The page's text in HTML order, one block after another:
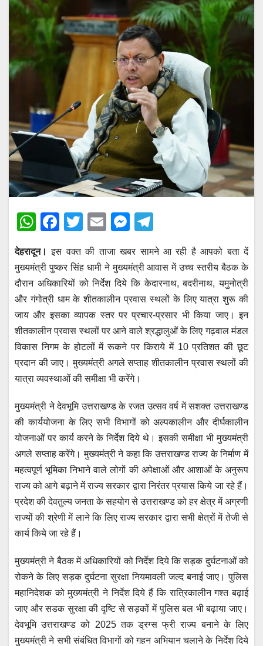
W
at
s
A
p
p
F
c
e
b
o
o
k
T
tt
er
E
ail
M
ss
e
n
g
er
el
e
gr
a
m
देहरादून।इस वक्त की ताजा खबर सामने आ रही है आपको बता दें
मुख्यमंत्री पुष्कर सिंह धामी ने मुख्यमंत्री आवास में उच्च स्तरीय बैठक के
दौरान अधिकारियों को निर्देश दिये कि केदारनाथ, बदरीनाथ, यमुनोत्री
और गंगोत्री धाम के शीतकालीन प्रवास स्थलों के लिए यात्रा शुरू की
जाय और इसका व्यापक स्तर पर प्रचार-प्रसार भी किया जाए। इन
शीतकालीन प्रवास स्थलों पर आने वाले श्रद्धालुओं के लिए गढ़वाल मंडल
विकास निगम के होटलों में रूकने पर किराये में 10 प्रतिशत की छूट
प्रदान की जाए। मुख्यमंत्री अगले सप्ताह शीतकालीन प्रवास स्थलों की
यात्रा व्यवस्थाओं की समीक्षा भी करेंगे।
मुख्यमंत्री ने देवभूमि उत्तराखण्ड के रजत उत्सव वर्ष में सशक्त उत्तराखण्ड
की कार्ययोजना के लिए सभी विभागों को अल्पकालीन और दीर्घकालीन
योजनाओं पर कार्य करने के निर्देश दिये थे। इसकी समीक्षा भी मुख्यमंत्री
अगले सप्ताह करेंगे। मुख्यमंत्री ने कहा कि उत्तराखण्ड राज्य के निर्माण में
महत्वपूर्ण भूमिका निभाने वाले लोगों की अपेक्षाओं और आशाओं के अनुरूप
राज्य को आगे बढ़ाने में राज्य सरकार द्वारा निरंतर प्रयास किये जा रहे हैं।
प्रदेश की देवतुल्य जनता के सहयोग से उत्तराखण्ड को हर क्षेत्र में अग्रणी
राज्यों की श्रेणी में लाने कि लिए राज्य सरकार द्वारा सभी क्षेत्रों में तेजी से
कार्य किये जा रहे हैं।
मुख्यमंत्री ने बैठक में अधिकारियों को निर्देश दिये कि सड़क दुर्घटनाओं को
रोकने के लिए सड़क दुर्घटना सुरक्षा नियमावली जल्द बनाई जाए। पुलिस
महानिदेशक को मुख्यमंत्री ने निर्देश दिये हैं कि रात्रिकालीन गश्त बढ़ाई
जाए और सडक सुरक्षा की दृष्टि से सड़कों में पुलिस बल भी बढ़ाया जाए।
देवभूमि उत्तराखण्ड को 2025 तक ड्रग्स फ्री राज्य बनाने के लिए
मुख्यमंत्री ने सभी संबंधित विभागों को गहन अभियान चलाने के निर्देश दिये